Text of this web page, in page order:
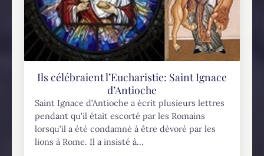
Ils célébraient l’Eucharistie: Saint Ignace
d’Antioche
Saint Ignace d’Antioche a écrit plusieurs lettres
pendant qu’il était escorté par les Romains
lorsqu’il a été condamné à être dévoré par les
lions à Rome. Il a insisté à...